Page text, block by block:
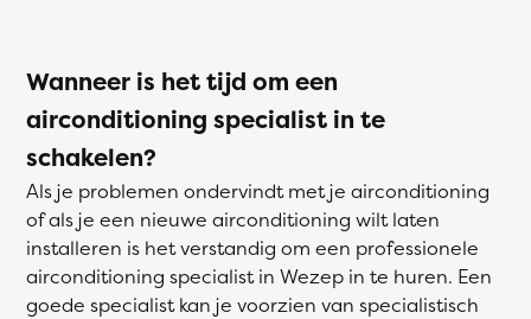
Wanneer is het tijd om een
airconditioning specialist in te
schakelen?
Als je problemen ondervindt met je airconditioning
of als je een nieuwe airconditioning wilt laten
installeren is het verstandig om een professionele
airconditioning specialist in Wezep in te huren. Een
goede specialist kan je voorzien van specialistisch